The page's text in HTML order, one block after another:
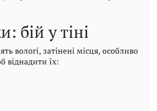
бій у тіні
вологі, затінені місця, особливо
віднадити їх: